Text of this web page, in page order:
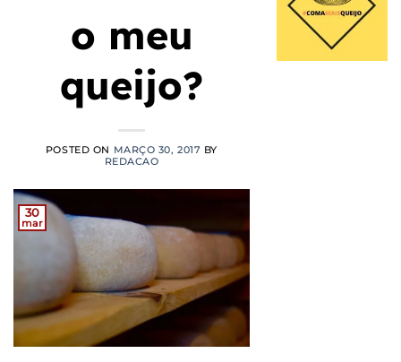
o meu
queijo?
POSTED ON MARÇO 30, 2017 BY
REDACAO
30
mar